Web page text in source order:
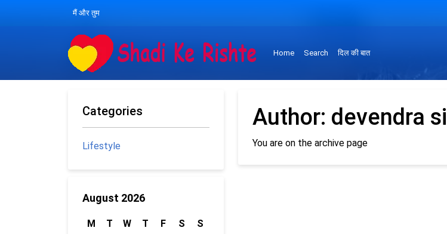
मैं और तुम
Home Search दिल की बात
Author: devendra
You are on the archive page
Categories
Lifestyle
August 2026
M T W T F S
S